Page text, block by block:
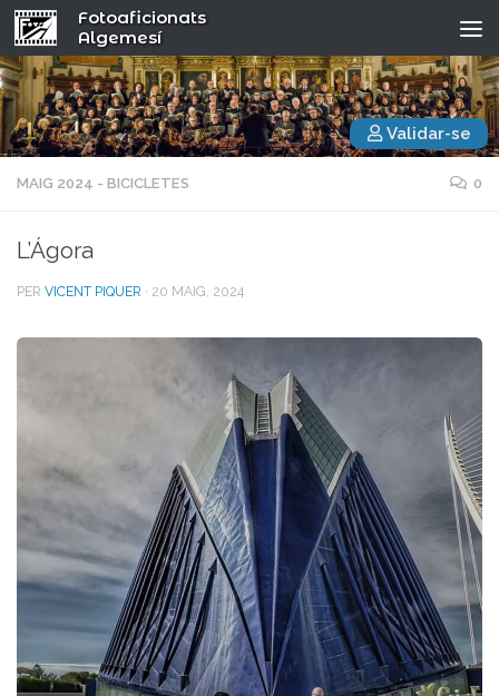
Fotoaficionats
Algemesí
Validar-se
MAIG 2024 - BICICLETES 0
L’Ágora
PER VICENT PIQUER · 20 MAIG, 2024